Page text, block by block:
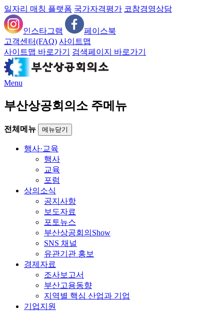
일자리 매칭 플랫폼 국가자격평가 코참경영상담
인스타그램
페이스북
고객센터(FAQ) 사이트맵
사이트맵 바로가기
검색페이지 바로가기
Menu
부산상공회의소 주메뉴
전체메뉴 메뉴닫기
행사·교육
행사
교육
포럼
상의소식
공지사항
보도자료
포토뉴스
부산상공회의Show
SNS 채널
유관기관 홍보
경제자료
조사보고서
부산고용동향
지역별 핵심 산업과 기업
기업지원